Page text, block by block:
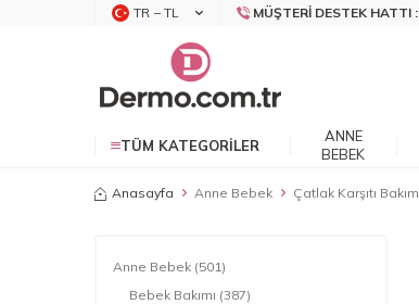
TR − TL MÜŞTERI DESTEK HATTI :
TÜM KATEGORILER
ANNE
BEBEK
Anasayfa Anne Bebek Çatlak Karşıtı Bakım
Anne Bebek (501)
Bebek Bakımı (387)